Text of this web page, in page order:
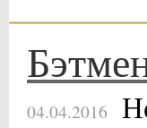
04.04.2016